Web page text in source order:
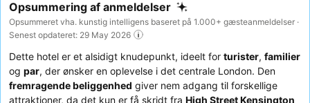
Opsummering af anmeldelser
Opsummeret vha. kunstig intelligens baseret på 1.000+ gæsteanmeldelser ·
Senest opdateret: 29 May 2026
Dette hotel er et alsidigt knudepunkt, ideelt for turister, familier
og par, der ønsker en oplevelse i det centrale London. Den
fremragende beliggenhed giver nem adgang til forskellige
attraktioner, da det kun er få skridt fra High Street Kensington